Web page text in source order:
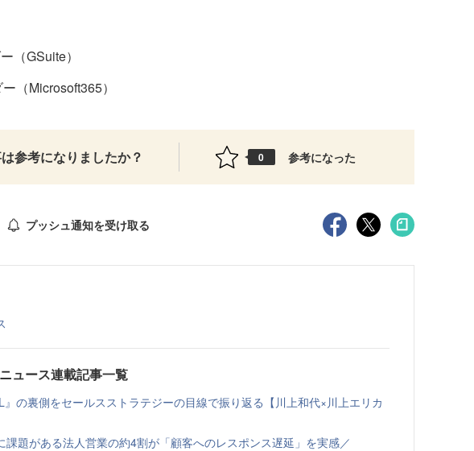
（GSuite）
（Microsoft365）
参考になりましたか？ 0 参考になった
プッシュ通知を受け取る
ュース連載記事一覧
』の裏側をセールスストラテジーの目線で振り返る【川上和代×川上エリカ
課題がある法人営業の約4割が「顧客へのレスポンス遅延」を実感／